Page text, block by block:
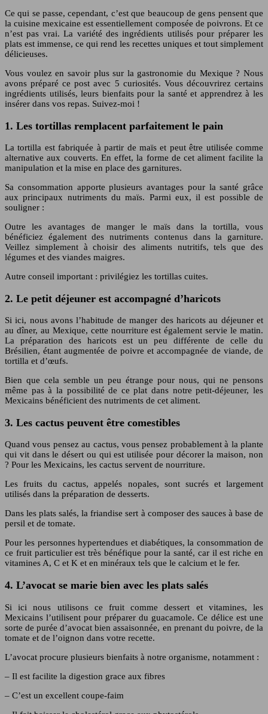
Ce qui se passe, cependant, c’est que beaucoup de gens pensent que
la cuisine mexicaine est essentiellement composée de poivrons. Et ce
n’est pas vrai. La variété des ingrédients utilisés pour préparer les
plats est immense, ce qui rend les recettes uniques et tout simplement
délicieuses.
Vous voulez en savoir plus sur la gastronomie du Mexique ? Nous
avons préparé ce post avec 5 curiosités. Vous découvrirez certains
ingrédients utilisés, leurs bienfaits pour la santé et apprendrez à les
insérer dans vos repas. Suivez-moi !
1. Les tortillas remplacent parfaitement le pain
La tortilla est fabriquée à partir de maïs et peut être utilisée comme
alternative aux couverts. En effet, la forme de cet aliment facilite la
manipulation et la mise en place des garnitures.
Sa consommation apporte plusieurs avantages pour la santé grâce
aux principaux nutriments du maïs. Parmi eux, il est possible de
souligner :
Outre les avantages de manger le maïs dans la tortilla, vous
bénéficiez également des nutriments contenus dans la garniture.
Veillez simplement à choisir des aliments nutritifs, tels que des
légumes et des viandes maigres.
Autre conseil important : privilégiez les tortillas cuites.
2. Le petit déjeuner est accompagné d’haricots
Si ici, nous avons l’habitude de manger des haricots au déjeuner et
au dîner, au Mexique, cette nourriture est également servie le matin.
La préparation des haricots est un peu différente de celle du
Brésilien, étant augmentée de poivre et accompagnée de viande, de
tortilla et d’œufs.
Bien que cela semble un peu étrange pour nous, qui ne pensons
même pas à la possibilité de ce plat dans notre petit-déjeuner, les
Mexicains bénéficient des nutriments de cet aliment.
3. Les cactus peuvent être comestibles
Quand vous pensez au cactus, vous pensez probablement à la plante
qui vit dans le désert ou qui est utilisée pour décorer la maison, non
? Pour les Mexicains, les cactus servent de nourriture.
Les fruits du cactus, appelés nopales, sont sucrés et largement
utilisés dans la préparation de desserts.
Dans les plats salés, la friandise sert à composer des sauces à base de
persil et de tomate.
Pour les personnes hypertendues et diabétiques, la consommation de
ce fruit particulier est très bénéfique pour la santé, car il est riche en
vitamines A, C et K et en minéraux tels que le calcium et le fer.
4. L’avocat se marie bien avec les plats salés
Si ici nous utilisons ce fruit comme dessert et vitamines, les
Mexicains l’utilisent pour préparer du guacamole. Ce délice est une
sorte de purée d’avocat bien assaisonnée, en prenant du poivre, de la
tomate et de l’oignon dans votre recette.
L’avocat procure plusieurs bienfaits à notre organisme, notamment :
– Il est facilite la digestion grace aux fibres
– C’est un excellent coupe-faim